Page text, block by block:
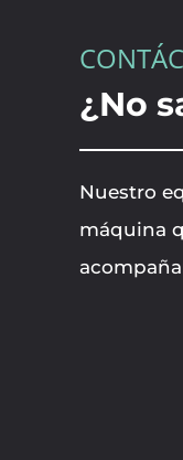
¿No
Nuestro
máquina